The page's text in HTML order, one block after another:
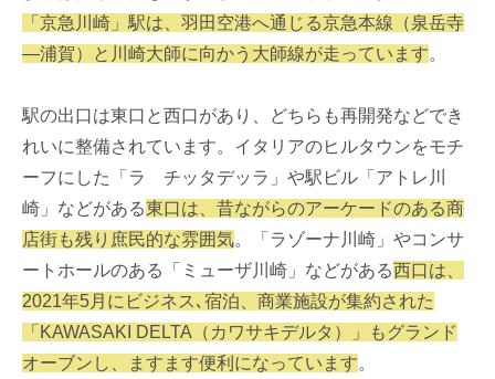
「京急川崎」駅は、羽田空港へ通じる京急本線（泉岳寺
―浦賀）と川崎大師に向かう大師線が走っています。
駅の出口は東口と西口があり、どちらも再開発などでき
れいに整備されています。イタリアのヒルタウンをモチ
ーフにした「ラ チッタデッラ」や駅ビル「アトレ川
崎」などがある東口は、昔ながらのアーケードのある商
店街も残り庶民的な雰囲気。「ラゾーナ川崎」やコンサ
ートホールのある「ミューザ川崎」などがある西口は、
2021年5月にビジネス､宿泊、商業施設が集約された
「KAWASAKI DELTA（カワサキデルタ）」もグランド
オーブンし、ますます便利になっています。